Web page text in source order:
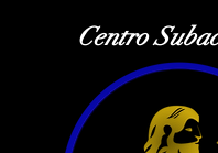
Centro